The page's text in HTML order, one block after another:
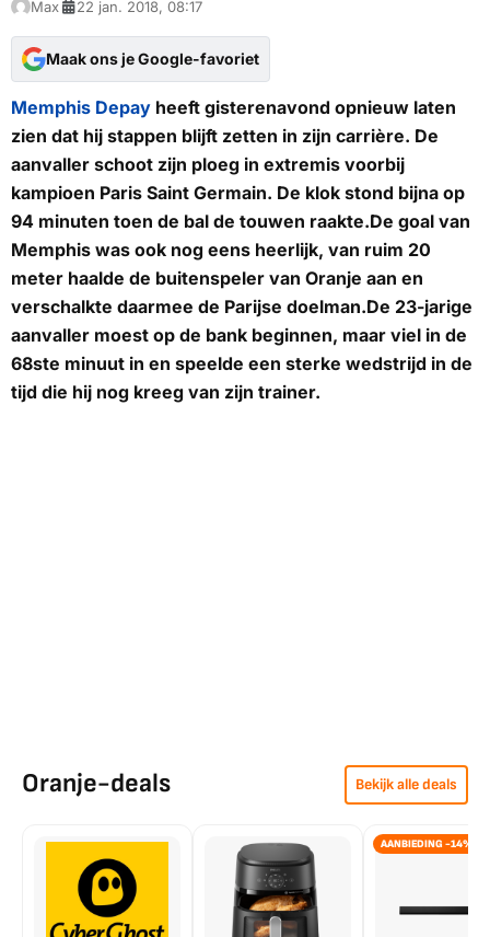
Max 22 jan. 2018, 08:17
Maak ons je Google-favoriet
Memphis Depay heeft gisterenavond opnieuw laten
zien dat hij stappen blijft zetten in zijn carrière. De
aanvaller schoot zijn ploeg in extremis voorbij
kampioen Paris Saint Germain. De klok stond bijna op
94 minuten toen de bal de touwen raakte.De goal van
Memphis was ook nog eens heerlijk, van ruim 20
meter haalde de buitenspeler van Oranje aan en
verschalkte daarmee de Parijse doelman.De 23-jarige
aanvaller moest op de bank beginnen, maar viel in de
68ste minuut in en speelde een sterke wedstrijd in de
tijd die hij nog kreeg van zijn trainer.
Oranje-deals Bekijk alle deals
AANBIEDING -14%